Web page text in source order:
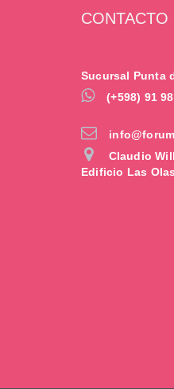
CONTACTO
Sucursal Punta
(+598) 91
Claudio
Edificio Las